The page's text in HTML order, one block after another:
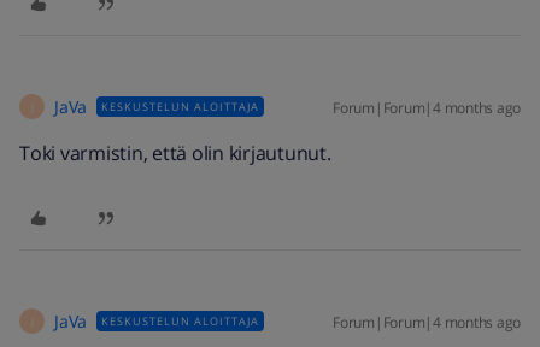
JaVa KESKUSTELUN ALOITTAJA Forum|Forum|4 months ago
Toki varmistin, että olin kirjautunut.
JaVa KESKUSTELUN ALOITTAJA Forum|Forum|4 months ago